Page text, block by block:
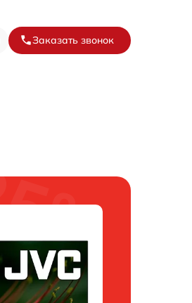
Заказать звонок